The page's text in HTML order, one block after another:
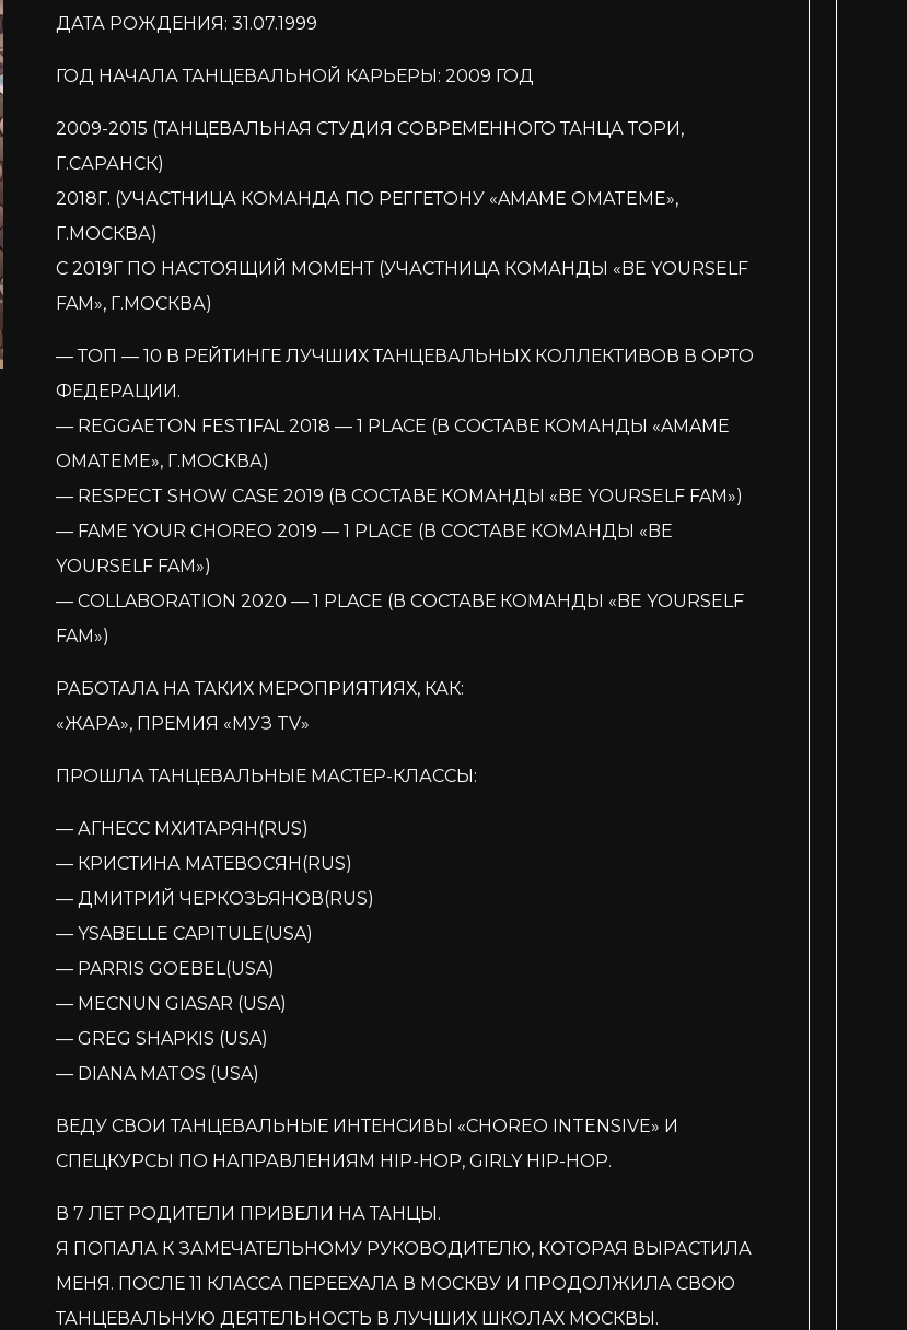
ДАТА РОЖДЕНИЯ: 31.07.1999
ГОД НАЧАЛА ТАНЦЕВАЛЬНОЙ КАРЬЕРЫ: 2009 ГОД
2009-2015 (ТАНЦЕВАЛЬНАЯ СТУДИЯ СОВРЕМЕННОГО ТАНЦА ТОРИ,
Г.САРАНСК)
2018Г. (УЧАСТНИЦА КОМАНДА ПО РЕГГЕТОНУ «AMAME OMATEME»,
Г.МОСКВА)
C 2019Г ПО НАСТОЯЩИЙ МОМЕНТ (УЧАСТНИЦА КОМАНДЫ «BE YOURSELF
FAM», Г.МОСКВА)
— ТОП — 10 В РЕЙТИНГЕ ЛУЧШИХ ТАНЦЕВАЛЬНЫХ КОЛЛЕКТИВОВ В ОРТО
ФЕДЕРАЦИИ.
— REGGAETON FESTIFAL 2018 — 1 PLACE (В СОСТАВЕ КОМАНДЫ «AMAME
OMATEME», Г.МОСКВА)
— RESPECT SHOW CASE 2019 (В СОСТАВЕ КОМАНДЫ «BE YOURSELF FAM»)
— FAME YOUR CHOREO 2019 — 1 PLACE (В СОСТАВЕ КОМАНДЫ «BE
YOURSELF FAM»)
— COLLABORATION 2020 — 1 PLACE (В СОСТАВЕ КОМАНДЫ «BE YOURSELF
FAM»)
РАБОТАЛА НА ТАКИХ МЕРОПРИЯТИЯХ, КАК:
«ЖАРА», ПРЕМИЯ «МУЗ TV»
ПРОШЛА ТАНЦЕВАЛЬНЫЕ МАСТЕР-КЛАССЫ:
— АГНЕСС МХИТАРЯН(RUS)
— КРИСТИНА МАТЕВОСЯН(RUS)
— ДМИТРИЙ ЧЕРКОЗЬЯНОВ(RUS)
— YSABELLE CAPITULE(USA)
— PARRIS GOEBEL(USA)
— MECNUN GIASAR (USA)
— GREG SHAPKIS (USA)
— DIANA MATOS (USA)
ВЕДУ СВОИ ТАНЦЕВАЛЬНЫЕ ИНТЕНСИВЫ «CHOREO INTENSIVE» И
СПЕЦКУРСЫ ПО НАПРАВЛЕНИЯМ HIP-HOP, GIRLY HIP-HOP.
В 7 ЛЕТ РОДИТЕЛИ ПРИВЕЛИ НА ТАНЦЫ.
Я ПОПАЛА К ЗАМЕЧАТЕЛЬНОМУ РУКОВОДИТЕЛЮ, КОТОРАЯ ВЫРАСТИЛА
МЕНЯ. ПОСЛЕ 11 КЛАССА ПЕРЕЕХАЛА В МОСКВУ И ПРОДОЛЖИЛА СВОЮ
ТАНЦЕВАЛЬНУЮ ДЕЯТЕЛЬНОСТЬ В ЛУЧШИХ ШКОЛАХ МОСКВЫ.